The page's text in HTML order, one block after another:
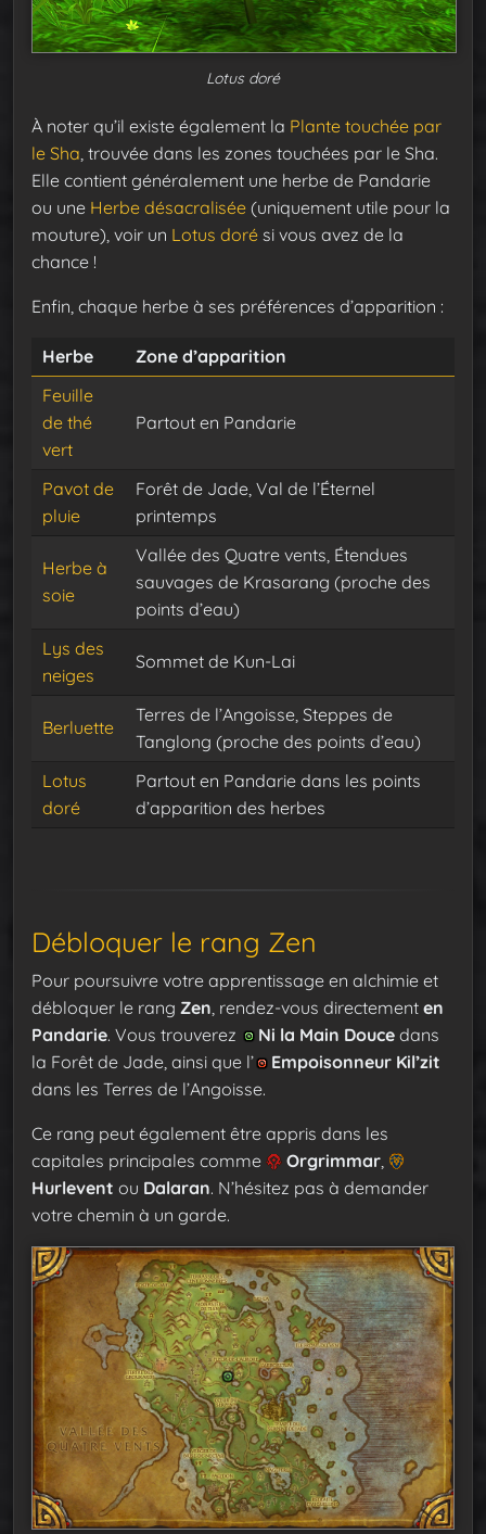
Lotus doré
À noter qu’il existe également la Plante touchée par
le Sha, trouvée dans les zones touchées par le Sha.
Elle contient généralement une herbe de Pandarie
ou une Herbe désacralisée (uniquement utile pour la
mouture), voir un Lotus doré si vous avez de la
chance !
Enfin, chaque herbe à ses préférences d’apparition :
Herbe
Zone d’apparition
Feuille
de thé
vert
Partout en Pandarie
Pavot de
pluie
Forêt de Jade, Val de l’Éternel
printemps
Herbe à
soie
Vallée des Quatre vents, Étendues
sauvages de Krasarang (proche des
points d’eau)
Lys des
neiges
Sommet de Kun-Lai
Berluette
Terres de l’Angoisse, Steppes de
Tanglong (proche des points d’eau)
Lotus
doré
Partout en Pandarie dans les points
d’apparition des herbes
Débloquer le rang Zen
Pour poursuivre votre apprentissage en alchimie et
débloquer le rang Zen, rendez-vous directement en
Pandarie. Vous trouverez Ni la Main Douce dans
la Forêt de Jade, ainsi que l’
Empoisonneur Kil’zit
dans les Terres de l’Angoisse.
Ce rang peut également être appris dans les
capitales principales comme
Orgrimmar,
Hurlevent ou Dalaran. N’hésitez pas à demander
votre chemin à un garde.